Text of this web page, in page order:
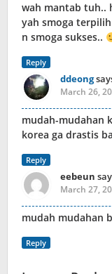
wah mantab tuh..
yah smoga
n smoga sukses..
Reply
ddeong
March 26,
mudah-mudahan
korea ga drastis
Reply
eebeun
March 27,
mudah mudahan
Reply